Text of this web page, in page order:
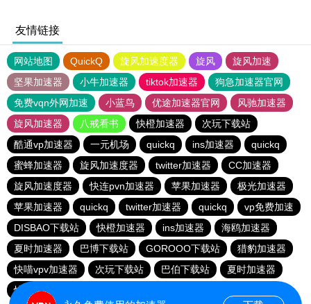
友情链接
网站地图 QuickQ 旋风加速度器 旋风
旋风加速
坚果加速器
小牛加速器 tiktok加速器
狗急加速器官网
免费vqn外网加速
小蓝鸟 优途加速器官网
风驰加速器
旋风加速器
八戒看书 快橙加速器
次玩下载站
酷通vp加速器
一元机场 quickq ins加速器
quickq
蜜蜂加速器
旋风加速度器 twitter加速器
CC加速器
旋风加速度器
快连pvn加速器 苹果加速器
极光加速器
苹果加速器
quickq twitter加速器 quickq
vp免费加速
DISBAO下载站
快橙加速器 ins加速器
海鸥加速器
夏时加速器
巴博下载站 GOROOO下载站
猎豹加速器
快喵vpv加速器
次玩下载站 巴伯下载站
夏时加速器
快橙加速器